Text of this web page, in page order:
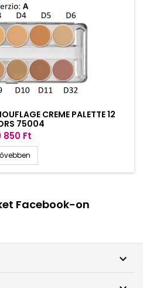
CREME PALETTE 12
75004
850 Ft
Facebook-on
